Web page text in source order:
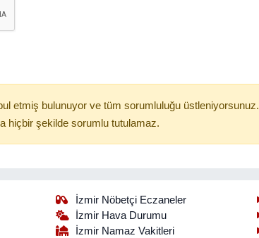
etmiş bulunuyor ve tüm sorumluluğu üstleniyorsunuz.
hiçbir şekilde sorumlu tutulamaz.
İzmir Nöbetçi Eczaneler
İzmir Hava Durumu
İzmir Namaz Vakitleri